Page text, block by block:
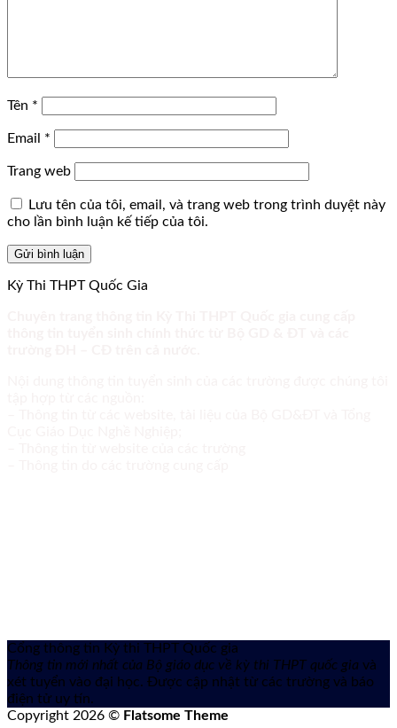
Tên *
Email *
Trang web
Lưu tên của tôi, email, và trang web trong trình duyệt này
cho lần bình luận kế tiếp của tôi.
Kỳ Thi THPT Quốc Gia
Cổng thông tin Kỳ thi THPT Quốc gia
Thông tin mới nhất của Bộ giáo dục về kỳ thi THPT quốc gia và
xét tuyển vào đại học. Được cập nhật từ các trường và báo
điện tử uy tín.
Copyright 2026 © Flatsome Theme